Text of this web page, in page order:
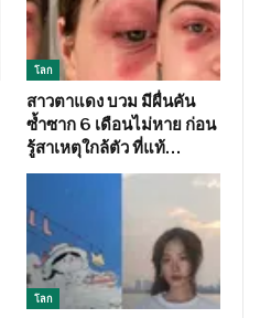
โลก
สาวตาแดง บวม มีผื่นคัน
ซ้ำซาก 6 เดือนไม่หาย ก่อน
รู้สาเหตุใกล้ตัว ที่แท้…
โลก